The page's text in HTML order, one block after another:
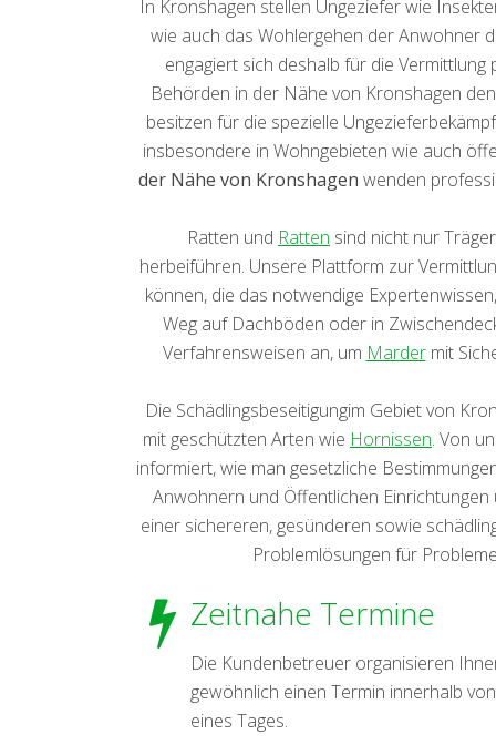
In Kronshagen stellen Ungeziefer wie
wie auch das Wohlergehen der Anwohner
engagiert sich deshalb für die
Behörden in der Nähe von Kronshagen
besitzen für die spezielle
insbesondere in Wohngebieten wie auch
der Nähe von Kronshagen wenden
Ratten und Ratten sind nicht nur
herbeiführen. Unsere Plattform zur
können, die das notwendige
Weg auf Dachböden oder in
Verfahrensweisen an, um Mardermit
Die Schädlingsbeseitigungim Gebiet von
mit geschützten Arten wie Hornissen. Von
informiert, wie man gesetzliche
Anwohnern und Öffentlichen
einer sichereren, gesünderen sowie
Problemlösungen für
Zeitnahe Termine
Die Kundenbetreuer organisieren
gewöhnlich einen Termin innerhalb von
eines Tages.